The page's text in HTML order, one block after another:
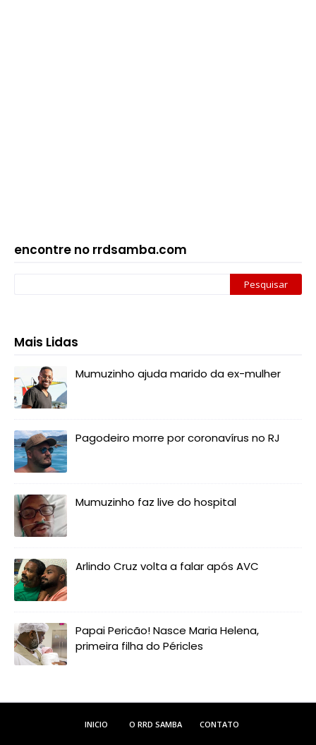
encontre no rrdsamba.com
Mais Lidas
Mumuzinho ajuda marido da ex-mulher
Pagodeiro morre por coronavírus no RJ
Mumuzinho faz live do hospital
Arlindo Cruz volta a falar após AVC
Papai Pericão! Nasce Maria Helena,
primeira filha do Péricles
INICIO O RRD SAMBA CONTATO